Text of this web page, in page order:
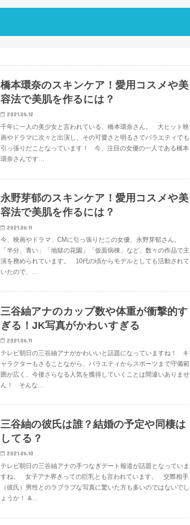
橋本環奈のスキンケア！愛用コスメや美
容法で美肌を作るには？
2021.06.12
千年に一人の美少女と言われている、橋本環奈さん。 大ヒット映
画やドラマに次々と出演し、その可愛さと明るさでバラエティでも
引っ張りだことなっています！ 今、注目の女優の一人である橋本
環奈さんです…
永野芽郁のスキンケア！愛用コスメや美
容法で美肌を作るには？
2021.06.11
今、映画やドラマ、CMに引っ張りだこの女優、永野芽郁さん。
「半分、青い」「地獄の花園」「仮面病棟」など、数々の作品で主
演を務められています。 10代の頃からモデルとしても活動されて
いたので、…
三谷紬アナのカップ数や体重が衝撃的す
ぎる！JK写真がかわいすぎる
2021.06.11
テレビ朝日の三谷紬アナがかわいいと話題になっていますね！ キ
ャラクターもさることながら、バラエティからスポーツまで守備範
囲が広く、今後さらなる人気を獲得していくことは間違いありませ
ん！ そんな…
三谷紬の彼氏は誰？結婚の予定や同棲は
してる？
2021.06.10
テレビ朝日の三谷紬アナの手つなぎデート報道が話題となっていま
すね。 女子アナ界きっての巨乳とも言われています。 交際相手
（彼氏）男性とのラブラブな写真に驚いた方も多いのではないでし
ょうか！ &…